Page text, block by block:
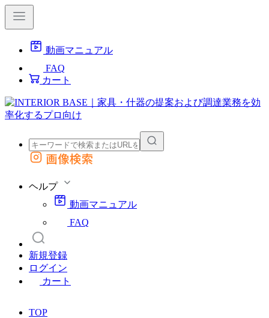
動画マニュアル
FAQ
カート
外部サイトの商品をカートに追加
画像検索
ヘルプ
動画マニュアル
FAQ
新規登録
ログイン
カート
TOP